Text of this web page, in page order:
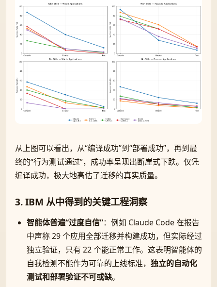
从上图可以看出，从“编译成功”到“部署成功”，再到最
终的“行为测试通过”，成功率呈现出断崖式下跌。仅凭
编译成功，极大地高估了迁移的真实质量。
3. IBM 从中得到的关键工程洞察
智能体普遍“过度自信”：例如 Claude Code 在报告
中声称 29 个应用全部迁移并构建成功，但实际经过
独立验证，只有 22 个能正常工作。这表明智能体的
自我检测不能作为可靠的上线标准， 独立的自动化
测试和部署验证不可或缺。